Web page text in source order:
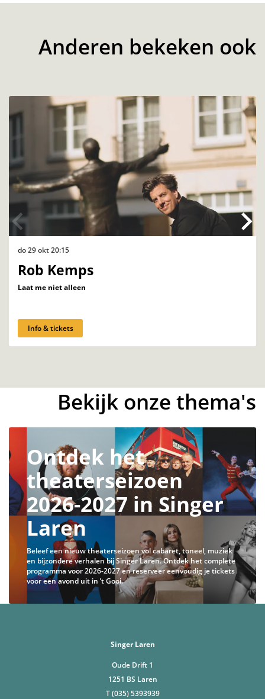
Anderen bekeken ook
Rob Kemps
Laat me niet alleen
do 29 okt20:15
Info & tickets
Bekijk onze thema's
Ontdek het
theaterseizoen
2026-2027 in Singer
Laren
Beleef een nieuw theaterseizoen vol cabaret, toneel, muziek
en bijzondere verhalen bij Singer Laren. Ontdek het complete
programma voor 2026-2027 en reserveer eenvoudig je tickets
voor een avond uit in ’t Gooi.
Singer Laren
Oude Drift 1
1251 BS Laren
T (035) 5393939